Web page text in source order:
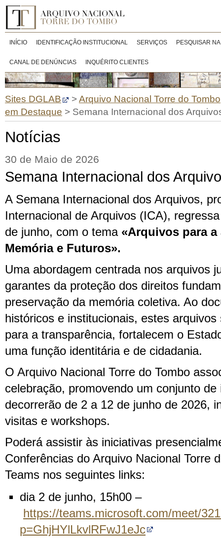
INÍCIO IDENTIFICAÇÃO INSTITUCIONAL SERVIÇOS PESQUISAR
CANAL DE DENÚNCIAS INQUÉRITO CLIENTES
Sites DGLAB >Arquivo Nacional Torre do Tombo
em Destaque > Semana Internacional dos
Notícias
30 de Maio de 2026
Semana Internacional dos
A Semana Internacional dos Arquivos,
Internacional de Arquivos (ICA),
de junho, com o tema «Arquivos para
Memória e Futuros».
Uma abordagem centrada nos arquivos
garantes da proteção dos direitos
preservação da memória coletiva. Ao
históricos e institucionais, estes
para a transparência, fortalecem o
uma função identitária e de cidadania.
O Arquivo Nacional Torre do Tombo
celebração, promovendo um conjunto de
decorrerão de 2 a 12 de junho de 2026,
visitas e workshops.
Poderá assistir às iniciativas
Conferências do Arquivo Nacional Torre
Teams nos seguintes links:
dia 2 de junho, 15h00 –
https://teams.microsoft.com/meet/
p=GhjHYlLkvlRFwJ1eJc